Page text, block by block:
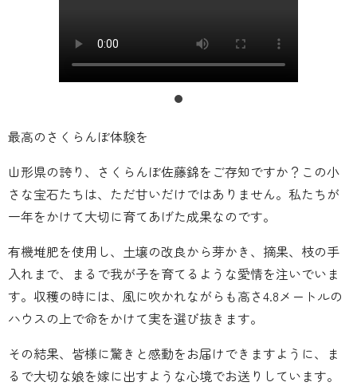
最高のさくらんぼ体験を
山形県の誇り、さくらんぼ佐藤錦をご存知ですか？この小
さな宝石たちは、ただ甘いだけではありません。私たちが
一年をかけて大切に育てあげた成果なのです。
有機堆肥を使用し、土壌の改良から芽かき、摘果、枝の手
入れまで、まるで我が子を育てるような愛情を注いでいま
す。収穫の時には、風に吹かれながらも高さ4.8メートルの
ハウスの上で命をかけて実を選び抜きます。
その結果、皆様に驚きと感動をお届けできますように、ま
るで大切な娘を嫁に出すような心境でお送りしています。